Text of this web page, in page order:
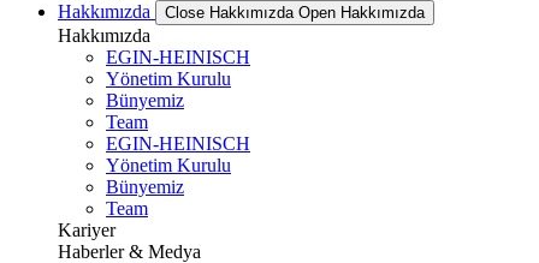
Hakkımızda
Close Hakkımızda Open Hakkımızda
Hakkımızda
EGIN-HEINISCH
Yönetim Kurulu
Bünyemiz
Team
EGIN-HEINISCH
Yönetim Kurulu
Bünyemiz
Team
Kariyer
Haberler & Medya